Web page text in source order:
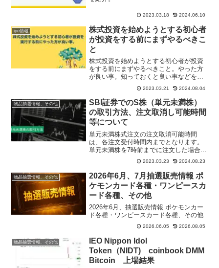
2023.03.18 2024.06.10
ipo情報
株式投資を始めようとする初心者
が投資をする前にまずやるべきこ
と
株式投資を始めようとする初心者が投資
をする前にまずやるべきこと。やった方
が良い事。知っておくと良い事などを紹
2023.03.21 2024.08.04
物品抽選情報、その他
SBI証券でのS株（単元未満株）
の取引方法、注文取消し可能時間
等について
単元未満株式注文の注文取消可能時間
は、各注文受付時間内までとなります。
単元未満株を7時前までに注文した場合
は、注文取消し可能時間は7時までです。
また単元未満株式の約定結果は、約定が
ついた後、20分〜30分後となりますの
で、約定時間が過ぎても注文照会画面に
注文中と表示されたままとなることがあ
ります。
2023.03.23 2024.08.23
物品抽選情報、その他
2026年6月、7月抽選販売情報 ポ
ケモンカード各種・ワンピースカ
ード各種、その他
2026年6月、抽選販売情報 ポケモンカー
ド各種・ワンピースカード各種、その他
2026.06.05 2026.08.05
物品抽選情報、その他
IEO Nippon Idol
Token（NIDT) coinbook DMM
Bitcoin 上場結果